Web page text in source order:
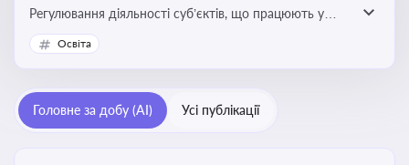
Регулювання діяльності суб’єктів, що працюють у
сфері фізичної культури та спорту, включаючи
оздоровлення населення, професійний і аматорський
потенціалу, соціального захисту та ефективної
реалізації державної політики у цій галузі
Освіта
Головне за добу (AI) Усі публікації